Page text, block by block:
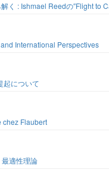
く : Ishmael Reedの″Flight to
International Perspectives
起について
chez Flaubert
最適性理論